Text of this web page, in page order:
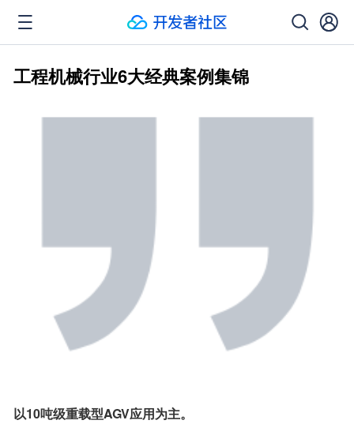
工程机械行业6大经典案例集锦
以10吨级重载型AGV应用为主。